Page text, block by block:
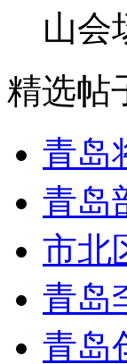
山会
精选帖
青岛
青岛
市北
青岛
青岛